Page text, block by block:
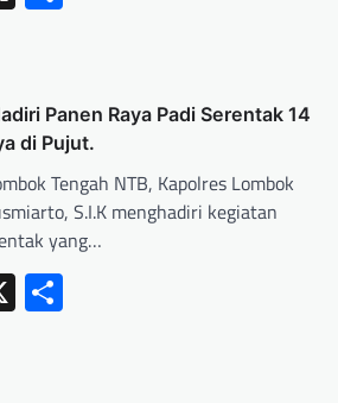
Panen Raya Padi Serentak 14
di Pujut.
Tengah NTB, Kapolres Lombok
S.I.K menghadiri kegiatan
yang…
X